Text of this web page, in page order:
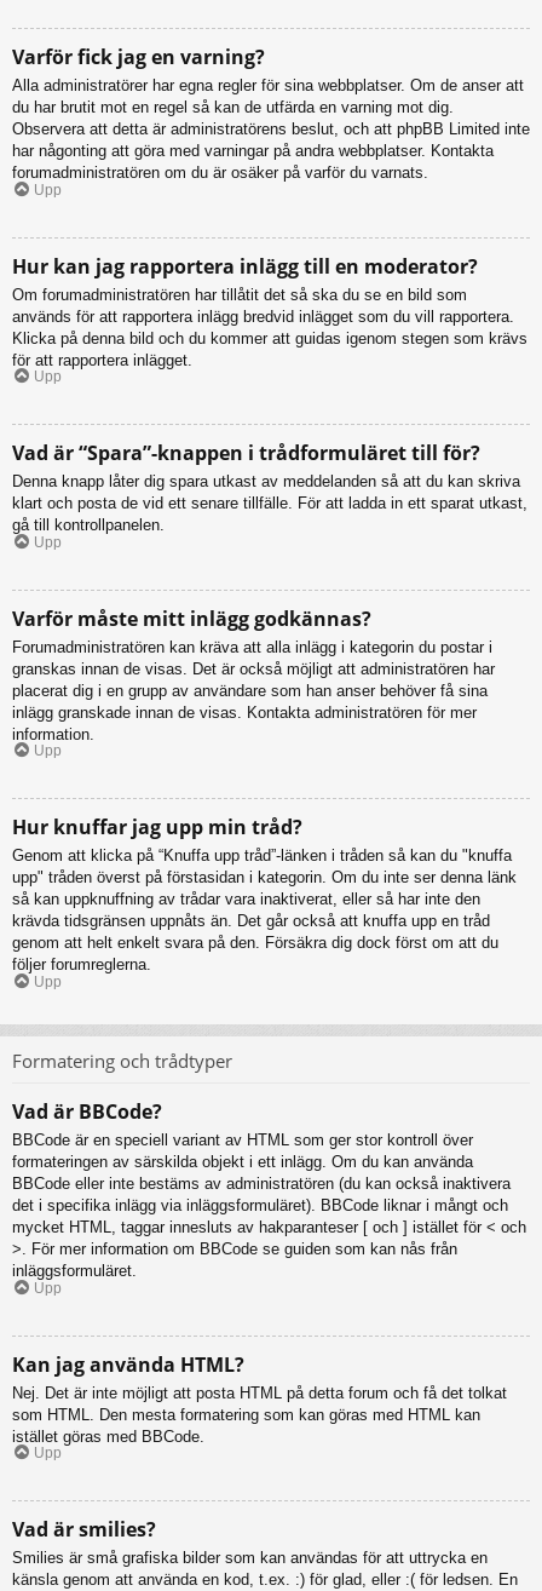
Varför fick jag en varning?
Alla administratörer har egna regler för sina webbplatser. Om de anser att
du har brutit mot en regel så kan de utfärda en varning mot dig.
Observera att detta är administratörens beslut, och att phpBB Limited inte
har någonting att göra med varningar på andra webbplatser. Kontakta
forumadministratören om du är osäker på varför du varnats.
Upp
Hur kan jag rapportera inlägg till en moderator?
Om forumadministratören har tillåtit det så ska du se en bild som
används för att rapportera inlägg bredvid inlägget som du vill rapportera.
Klicka på denna bild och du kommer att guidas igenom stegen som krävs
för att rapportera inlägget.
Upp
Vad är “Spara”-knappen i trådformuläret till för?
Denna knapp låter dig spara utkast av meddelanden så att du kan skriva
klart och posta de vid ett senare tillfälle. För att ladda in ett sparat utkast,
gå till kontrollpanelen.
Upp
Varför måste mitt inlägg godkännas?
Forumadministratören kan kräva att alla inlägg i kategorin du postar i
granskas innan de visas. Det är också möjligt att administratören har
placerat dig i en grupp av användare som han anser behöver få sina
inlägg granskade innan de visas. Kontakta administratören för mer
information.
Upp
Hur knuffar jag upp min tråd?
Genom att klicka på “Knuffa upp tråd”-länken i tråden så kan du "knuffa
upp" tråden överst på förstasidan i kategorin. Om du inte ser denna länk
så kan uppknuffning av trådar vara inaktiverat, eller så har inte den
krävda tidsgränsen uppnåts än. Det går också att knuffa upp en tråd
genom att helt enkelt svara på den. Försäkra dig dock först om att du
följer forumreglerna.
Upp
Formatering och trådtyper
Vad är BBCode?
BBCode är en speciell variant av HTML som ger stor kontroll över
formateringen av särskilda objekt i ett inlägg. Om du kan använda
BBCode eller inte bestäms av administratören (du kan också inaktivera
det i specifika inlägg via inläggsformuläret). BBCode liknar i mångt och
mycket HTML, taggar innesluts av hakparanteser [ och ] istället för < och
>. För mer information om BBCode se guiden som kan nås från
inläggsformuläret.
Upp
Kan jag använda HTML?
Nej. Det är inte möjligt att posta HTML på detta forum och få det tolkat
som HTML. Den mesta formatering som kan göras med HTML kan
istället göras med BBCode.
Upp
Vad är smilies?
Smilies är små grafiska bilder som kan användas för att uttrycka en
känsla genom att använda en kod, t.ex. :) för glad, eller :( för ledsen. En